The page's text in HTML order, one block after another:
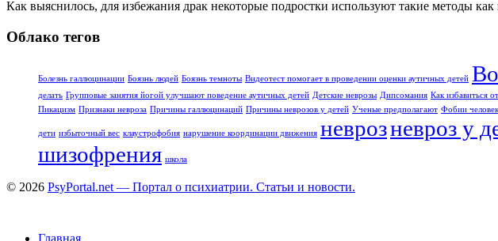
Как выяснилось, для избежания драк некоторые подростки используют такие методы
Облако тегов
Болезнь галлюцинации Боязнь людей Боязнь темноты Видеотест помогает в проведении оценки аутичных детей
делать Групповые занятия йогой улучшают поведение аутичных детей Детские неврозы Дипсомания Как избавиться
Пикацизм Признаки невроза Причины галлюцинаций Причины неврозов у детей Ученые предполагают Фобии
дети избыточный вес клаустрофобия нарушение координации движения неврозневроз у
шизофрения школа
© 2026 PsyPortal.net — Портал о психиатрии. Статьи и новости.
Главная